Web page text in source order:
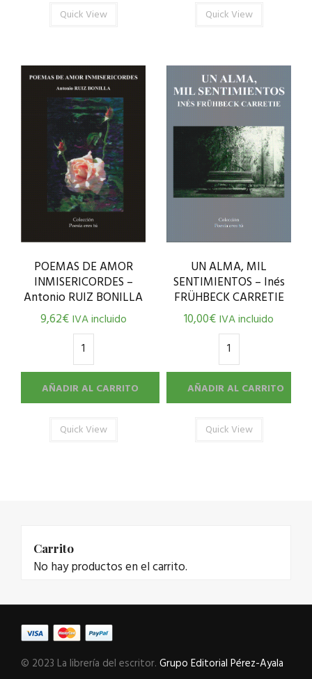
Quick View Quick View
POEMAS DE AMOR
INMISERICORDES –
Antonio RUIZ BONILLA
9,62€ IVA incluido
AÑADIR AL CARRITO
Quick View
UN ALMA, MIL
SENTIMIENTOS – Inés
FRÜHBECK CARRETIE
10,00€IVA incluido
AÑADIR AL CARRITO
Quick View
Carrito
No hay productos en el carrito.
© 2023 La librería del escritor. Grupo Editorial Pérez-Ayala